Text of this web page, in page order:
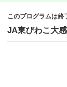
このプログラムは終
JA東びわこ大